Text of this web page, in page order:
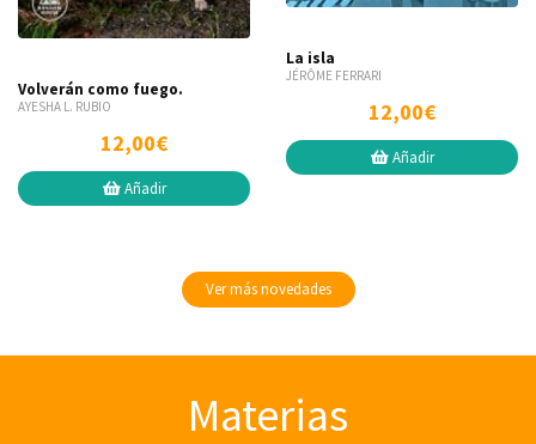
Volverán como fuego.
AYESHA L. RUBIO
12,00€
Añadir
La isla
JÉRÔME FERRARI
12,00€
Añadir
Ver más novedades
Materias